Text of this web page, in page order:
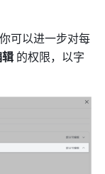
可以进一步对每
的权限，以字